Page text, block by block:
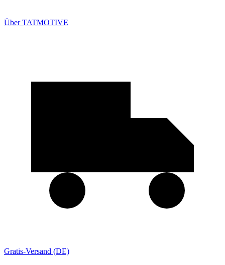
Über TATMOTIVE
Gratis-Versand (DE)